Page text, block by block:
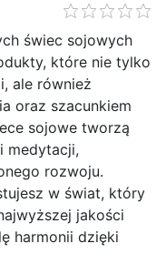
świec sojowych
które nie tylko
ale również
oraz szacunkiem
sojowe tworzą
medytacji,
rozwoju.
w świat, który
jakości
harmonii dzięki